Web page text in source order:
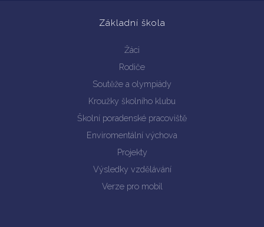
Vyhledávání na webu
Základní škola
Žáci
Rodiče
Soutěže a olympiády
Kroužky školního klubu
Školní poradenské pracoviště
Enviromentální výchova
Projekty
Výsledky vzdělávání
Verze pro mobil